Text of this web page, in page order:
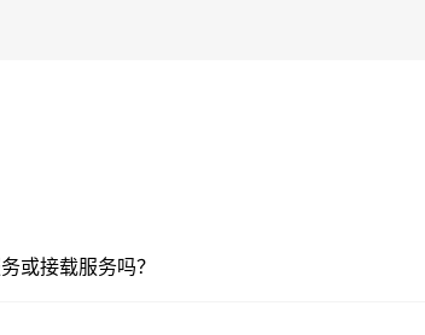
或接载服务吗？